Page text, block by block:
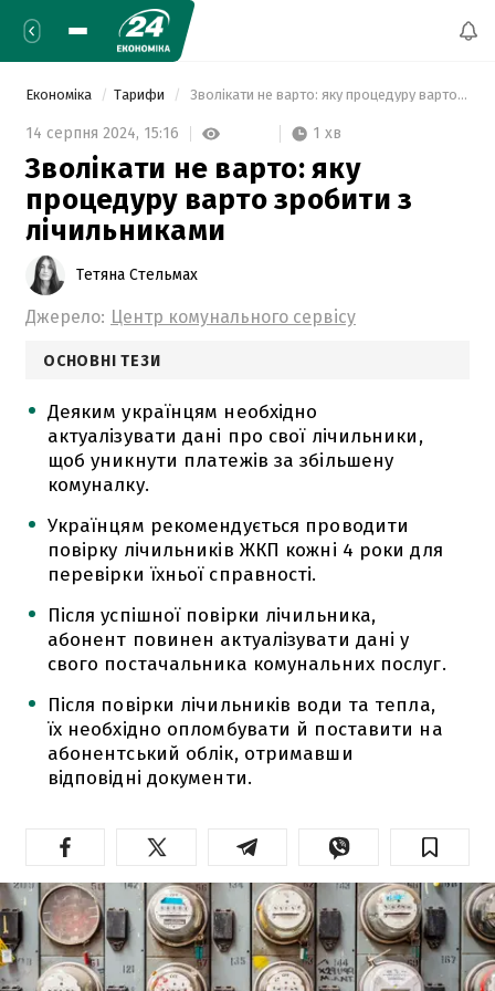
Економіка Тарифи Зволікати не варто: яку процедуру варто зробити з лічильниками
14 серпня 2024, 15:16 1 хв
Зволікати не варто: яку
процедуру варто зробити з
лічильниками
Тетяна Стельмах
Джерело: Центр комунального сервісу
ОСНОВНІ ТЕЗИ
Деяким українцям необхідно
актуалізувати дані про свої лічильники,
щоб уникнути платежів за збільшену
комуналку.
Українцям рекомендується проводити
повірку лічильників ЖКП кожні 4 роки для
перевірки їхньої справності.
Після успішної повірки лічильника,
абонент повинен актуалізувати дані у
свого постачальника комунальних послуг.
Після повірки лічильників води та тепла,
їх необхідно опломбувати й поставити на
абонентський облік, отримавши
відповідні документи.